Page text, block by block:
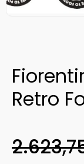
Retro